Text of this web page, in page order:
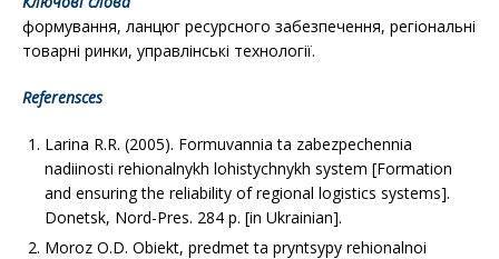
формування, ланцюг ресурсного забезпечення, регіональні
товарні ринки, управлінські технології.
Referensces
Larina R.R. (2005). Formuvannia ta zabezpe­chennia
nadiinosti rehionalnykh lohistychnykh system [Formation
and ensuring the reliability of regional logistics systems].
Donetsk, Nord-Pres. 284 р. [in Ukrainian].
Moroz O.D. Obiekt, predmet ta pryntsypy rehionalnoi